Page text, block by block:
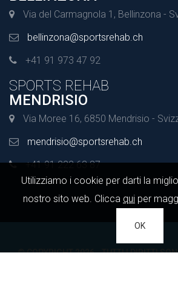
Utilizziamo i cookie per darti la
nostro sito web. Clicca qui per
OK
Via del Carmagnola 1, Bellinzona -
bellinzona@sportsrehab.ch
+41 91 973 47 92
SPORTS REHAB
MENDRISIO
Via Moree 16, 6850 Mendrisio -
mendrisio@sportsrehab.ch
+41 91 222 63 87
© COPYRIGHT 2026 - TUTTI I DIRITTI